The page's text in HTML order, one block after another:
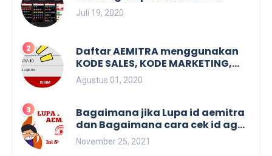
Juli 19, 2020
Daftar AEMITRA menggunakan
KODE SALES, KODE MARKETING,
KODE REFFERAL. Dan membuat
KODE SALES.
Agustus 01, 2020
Bagaimana jika Lupa id aemitra
dan Bagaimana cara cek id agen
aemitra
November 25, 2021